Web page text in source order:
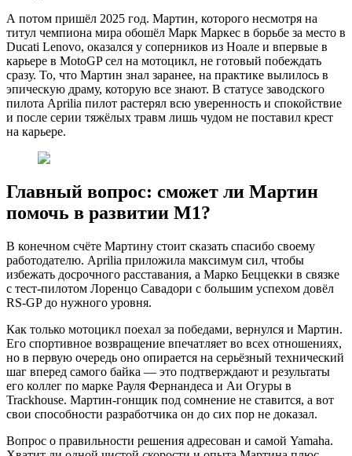
А потом пришёл 2025 год. Мартин, которого несмотря на
титул чемпиона мира обошёл Марк Маркес в борьбе за место в
Ducati Lenovo, оказался у соперников из Ноале и впервые в
карьере в MotoGP сел на мотоцикл, не готовый побеждать
сразу. То, что Мартин знал заранее, на практике вылилось в
эпическую драму, которую все знают. В статусе заводского
пилота Aprilia пилот растерял всю уверенность и спокойствие
и после серии тяжёлых травм лишь чудом не поставил крест
на карьере.
Главный вопрос: сможет ли Мартин
помочь в развитии M1?
В конечном счёте Мартину стоит сказать спасибо своему
работодателю. Aprilia приложила максимум сил, чтобы
избежать досрочного расставания, а Марко Беццекки в связке
с тест-пилотом Лоренцо Савадори с большим успехом довёл
RS-GP до нужного уровня.
Как только мотоцикл поехал за победами, вернулся и Мартин.
Его спортивное возвращение впечатляет во всех отношениях,
но в первую очередь оно опирается на серьёзный технический
шаг вперед самого байка — это подтверждают и результаты
его коллег по марке Рауля Фернандеса и Аи Огуры в
Trackhouse. Мартин-гонщик под сомнение не ставится, а вот
свои способности разработчика он до сих пор не доказал.
Вопрос о правильности решения адресован и самой Yamaha.